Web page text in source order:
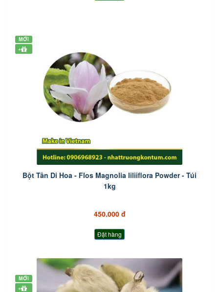
MỚI
+
Bột Tân Di Hoa - Flos Magnolia liliiflora Powder - Túi
1kg
450.000 đ
Đặt hàng
MỚI
+